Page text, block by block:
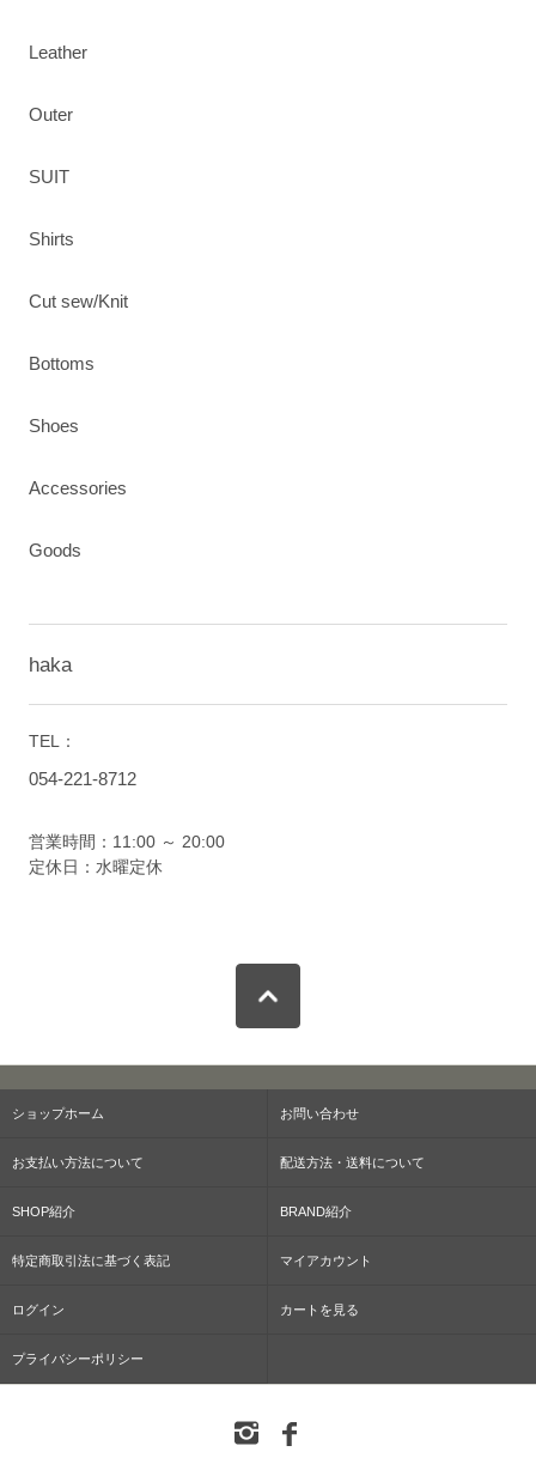
Leather
Outer
SUIT
Shirts
Cut sew/Knit
Bottoms
Shoes
Accessories
Goods
haka
TEL：
054-221-8712
営業時間：11:00 ～ 20:00
定休日：水曜定休
ショップホーム お問い合わせ
お支払い方法について 配送方法・送料について
SHOP紹介 BRAND紹介
特定商取引法に基づく表記 マイアカウント
ログイン カートを見る
プライバシーポリシー